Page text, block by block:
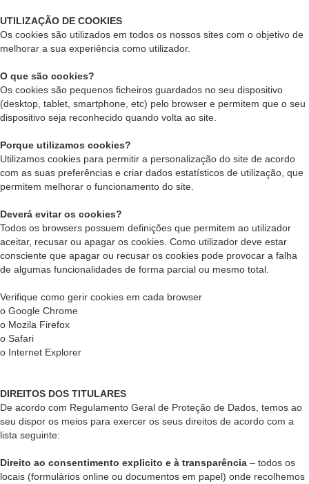
UTILIZAÇÃO DE COOKIES
Os cookies são utilizados em todos os nossos sites com o objetivo de
melhorar a sua experiência como utilizador.
O que são cookies?
Os cookies são pequenos ficheiros guardados no seu dispositivo
(desktop, tablet, smartphone, etc) pelo browser e permitem que o seu
dispositivo seja reconhecido quando volta ao site.
Porque utilizamos cookies?
Utilizamos cookies para permitir a personalização do site de acordo
com as suas preferências e criar dados estatísticos de utilização, que
permitem melhorar o funcionamento do site.
Deverá evitar os cookies?
Todos os browsers possuem definições que permitem ao utilizador
aceitar, recusar ou apagar os cookies. Como utilizador deve estar
consciente que apagar ou recusar os cookies pode provocar a falha
de algumas funcionalidades de forma parcial ou mesmo total.
Verifique como gerir cookies em cada browser
o Google Chrome
o Mozila Firefox
o Safari
o Internet Explorer
DIREITOS DOS TITULARES
De acordo com Regulamento Geral de Proteção de Dados, temos ao
seu dispor os meios para exercer os seus direitos de acordo com a
lista seguinte:
Direito ao consentimento explicito e à transparência – todos os
locais (formulários online ou documentos em papel) onde recolhemos